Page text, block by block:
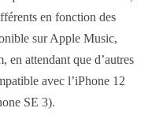
en fonction des
sur Apple Music,
en attendant que d’autres
avec l’iPhone 12
SE 3).